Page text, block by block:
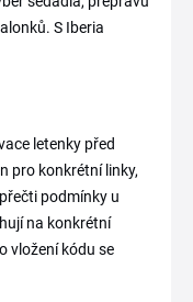
S Iberia
letenky před
pro konkrétní linky,
podmínky u
na konkrétní
vložení kódu se